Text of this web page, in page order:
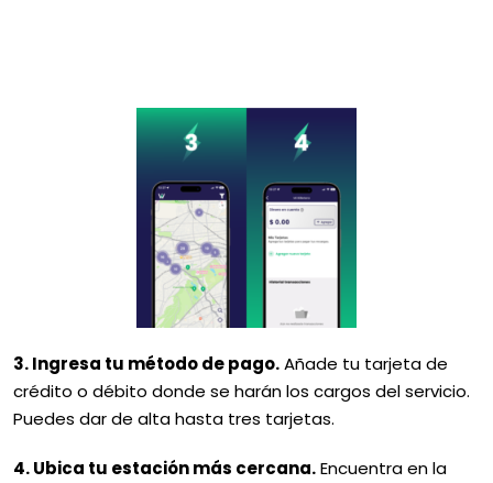
3. Ingresa tu método de pago.Añade tu tarjeta de
crédito o débito donde se harán los cargos del servicio.
Puedes dar de alta hasta tres tarjetas.
4. Ubica tu estación más cercana.Encuentra en la